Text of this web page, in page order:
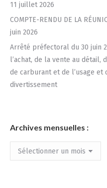
11 juillet 2026
COMPTE-RENDU DE LA
juin 2026
Arrêté préfectoral du 30 juin
l’achat, de la vente au détail,
de carburant et de l’usage et
divertissement
Archives mensuelles :
Archives
mensuelles